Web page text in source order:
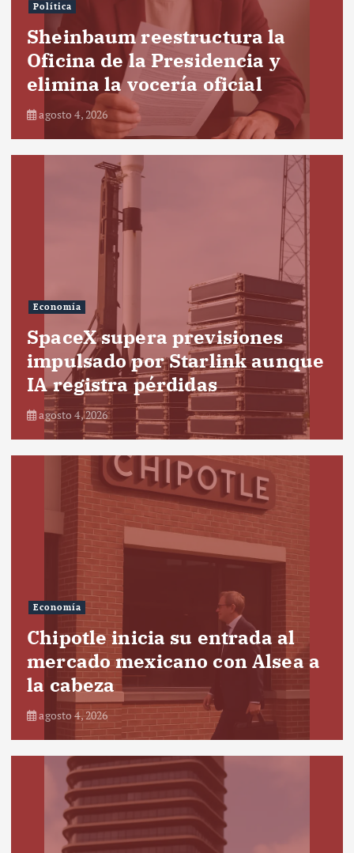
Política
Sheinbaum reestructura la
Oficina de la Presidencia y
elimina la vocería oficial
agosto 4, 2026
Economía
SpaceX supera previsiones
impulsado por Starlink aunque
IA registra pérdidas
agosto 4, 2026
Economía
Chipotle inicia su entrada al
mercado mexicano con Alsea a
la cabeza
agosto 4, 2026